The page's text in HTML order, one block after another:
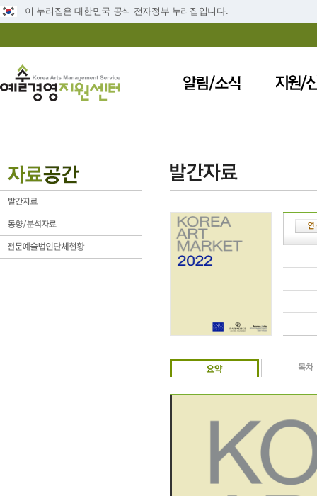
이 누리집은 대한민국 공식 전자정부 누리집입니다.